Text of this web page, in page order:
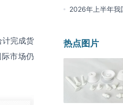
完成货
市场仍
重量箱 同比下降
2026年上半年我
热点图片